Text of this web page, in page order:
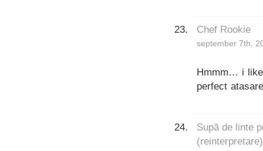
Chef Rookie
september 7th,
Hmmm… i
perfect
Supă de linte